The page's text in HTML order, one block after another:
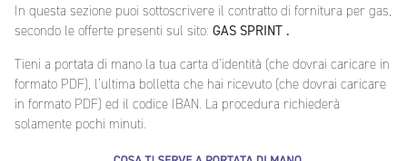
In questa sezione puoi sottoscrivere il contratto di fornitura per gas,
secondo le offerte presenti sul sito: GAS SPRINT .
Tieni a portata di mano la tua carta d’identità (che dovrai caricare in
formato PDF), l’ultima bolletta che hai ricevuto (che dovrai caricare
in formato PDF) ed il codice IBAN. La procedura richiederà
solamente pochi minuti.